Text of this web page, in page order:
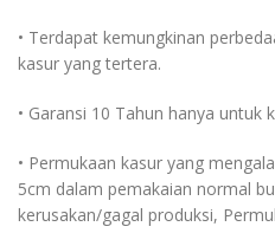
• Terdapat kemungkinan
kasur yang tertera.
• Garansi 10 Tahun hanya untuk
• Permukaan kasur yang
5cm dalam pemakaian normal
kerusakan/gagal produksi,